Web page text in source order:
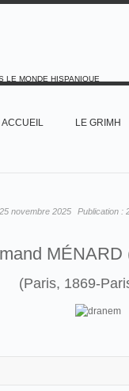
LE MONDE HISPANIQUE
ACCUEIL LE GRIMH
25 novembre 2025 Publication :
MÉNARD
(Paris, 1869-